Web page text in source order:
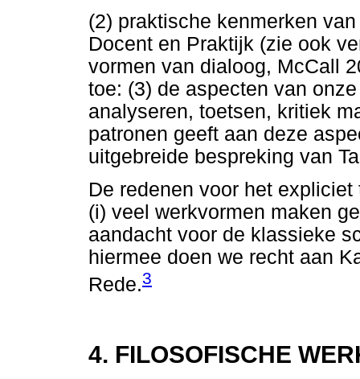
(2) praktische kenmerken
Docent en Praktijk (zie ook
vormen van dialoog, McCall
toe: (3) de aspecten van
analyseren, toetsen, kritiek
patronen geeft aan deze
uitgebreide bespreking van
De redenen voor het
(i) veel werkvormen maken
aandacht voor de klassieke
hiermee doen we recht aan
Rede.3
4. FILOSOFISCHE